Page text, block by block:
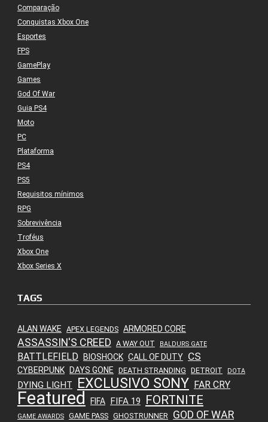
Comparação
Conquistas Xbox One
Esportes
FPS
GamePlay
Games
God Of War
Guia PS4
Moto
PC
Plataforma
PS4
PS5
Requisitos mínimos
RPG
Sobrevivência
Troféus
Xbox One
Xbox Series X
TAGS
ALAN WAKE APEX LEGENDS ARMORED CORE
ASSASSIN'S CREED A WAY OUT BALDURS GATE
BATTLEFIELD BIOSHOCK CALL OF DUTY CS
CYBERPUNK DAYS GONE DEATH STRANDING DETROIT DOTA
DYING LIGHT EXCLUSIVO SONY FAR CRY
Featured FIFA FIFA 19 FORTNITE
GAME AWARDS GAME PASS GHOSTRUNNER GOD OF WAR